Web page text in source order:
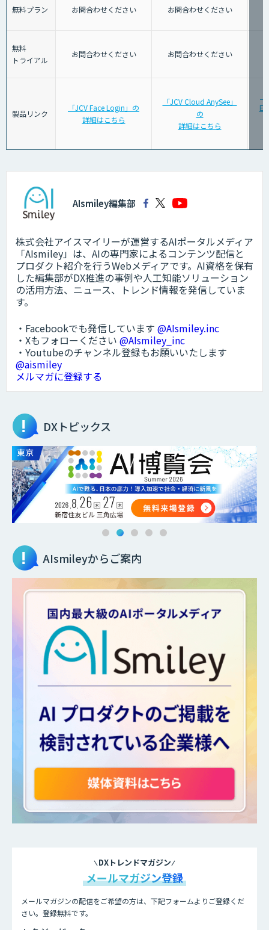
無料プラン お問合わせください お問合わせください
無料
トライアル
お問合わせください お問合わせください
製品リンク
「JCV Face Login」の
詳細はこちら
「JCV Cloud AnySee」
の
詳細はこちら
AIsmiley編集部
株式会社アイスマイリーが運営するAIポータルメディア
「AIsmiley」は、AIの専門家によるコンテンツ配信と
プロダクト紹介を行うWebメディアです。AI資格を保有
した編集部がDX推進の事例や人工知能ソリューション
の活用方法、ニュース、トレンド情報を発信していま
す。
・Facebookでも発信しています @AIsmiley.inc
・Xもフォローください @AIsmiley_inc
・Youtubeのチャンネル登録もお願いいたします
@aismiley
メルマガに登録する
DXトピックス
AIsmileyからご案内
DXトレンドマガジン
メールマガジン登録
メールマガジンの配信をご希望の方は、下記フォームよりご登録くだ
さい。登録無料です。